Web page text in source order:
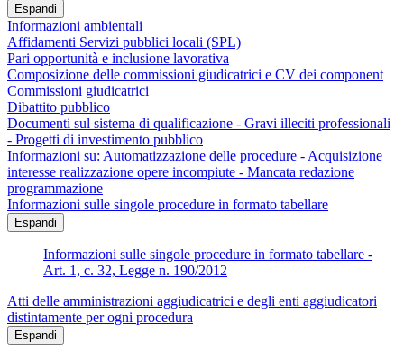
Espandi
Informazioni ambientali
Affidamenti Servizi pubblici locali (SPL)
Pari opportunità e inclusione lavorativa
Composizione delle commissioni giudicatrici e CV dei component
Commissioni giudicatrici
Dibattito pubblico
Documenti sul sistema di qualificazione - Gravi illeciti professionali
- Progetti di investimento pubblico
Informazioni su: Automatizzazione delle procedure - Acquisizione
interesse realizzazione opere incompiute - Mancata redazione
programmazione
Informazioni sulle singole procedure in formato tabellare
Espandi
Informazioni sulle singole procedure in formato tabellare -
Art. 1, c. 32, Legge n. 190/2012
Atti delle amministrazioni aggiudicatrici e degli enti aggiudicatori
distintamente per ogni procedura
Espandi